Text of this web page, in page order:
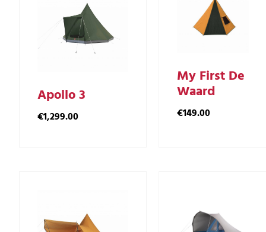
Apollo 3
€1,299.00
My First De
Waard
€149.00